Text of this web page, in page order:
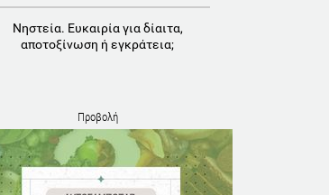
Νηστεία. Ευκαιρία για δίαιτα,
αποτοξίνωση ή εγκράτεια;
Προβολή